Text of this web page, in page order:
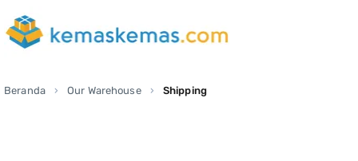
Beranda Our Warehouse Shipping